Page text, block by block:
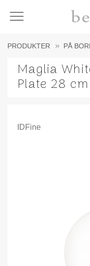
Meny
PRODUKTER PÅ
Maglia
Plate 28 cm
IDFine